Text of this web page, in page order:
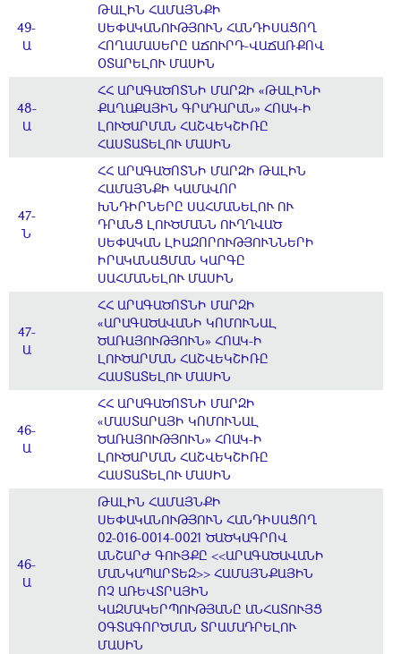
49-
Ա
ԹԱԼԻՆ ՀԱՄԱՅՆՔԻ
ՍԵՓԱԿԱՆՈՒԹՅՈՒՆ ՀԱՆԴԻՍԱՑՈՂ
ՀՈՂԱՄԱՍԵՐԸ ԱՃՈՒՐԴ-ՎԱՃԱՌՔՈՎ
ՕՏԱՐԵԼՈՒ ՄԱՍԻՆ
48-
Ա
ՀՀ ԱՐԱԳԱԾՈՏՆԻ ՄԱՐԶԻ «ԹԱԼԻՆԻ
ՔԱՂԱՔԱՅԻՆ ԳՐԱԴԱՐԱՆ» ՀՈԱԿ-Ի
ԼՈՒԾԱՐՄԱՆ ՀԱՇՎԵԿՇԻՌԸ
ՀԱՍՏԱՏԵԼՈՒ ՄԱՍԻՆ
47-
Ն
ՀՀ ԱՐԱԳԱԾՈՏՆԻ ՄԱՐԶԻ ԹԱԼԻՆ
ՀԱՄԱՅՆՔԻ ԿԱՄԱՎՈՐ
ԽՆԴԻՐՆԵՐԸ ՍԱՀՄԱՆԵԼՈՒ ՈՒ
ԴՐԱՆՑ ԼՈՒԾՄԱՆՆ ՈՒՂՂՎԱԾ
ՍԵՓԱԿԱՆ ԼԻԱԶՈՐՈՒԹՅՈՒՆՆԵՐԻ
ԻՐԱԿԱՆԱՑՄԱՆ ԿԱՐԳԸ
ՍԱՀՄԱՆԵԼՈՒ ՄԱՍԻՆ
47-
Ա
ՀՀ ԱՐԱԳԱԾՈՏՆԻ ՄԱՐԶԻ
«ԱՐԱԳԱԾԱՎԱՆԻ ԿՈՄՈՒՆԱԼ
ԾԱՌԱՅՈՒԹՅՈՒՆ» ՀՈԱԿ-Ի
ԼՈՒԾԱՐՄԱՆ ՀԱՇՎԵԿՇԻՌԸ
ՀԱՍՏԱՏԵԼՈՒ ՄԱՍԻՆ
46-
Ա
ՀՀ ԱՐԱԳԱԾՈՏՆԻ ՄԱՐԶԻ
«ՄԱՍՏԱՐԱՅԻ ԿՈՄՈՒՆԱԼ
ԾԱՌԱՅՈՒԹՅՈՒՆ» ՀՈԱԿ-Ի
ԼՈՒԾԱՐՄԱՆ ՀԱՇՎԵԿՇԻՌԸ
ՀԱՍՏԱՏԵԼՈՒ ՄԱՍԻՆ
46-
Ա
ԹԱԼԻՆ ՀԱՄԱՅՆՔԻ
ՍԵՓԱԿԱՆՈՒԹՅՈՒՆ ՀԱՆԴԻՍԱՑՈՂ
02-016-0014-0021 ԾԱԾԿԱԳՐՈՎ
ԱՆՇԱՐԺ ԳՈՒՅՔԸ <<ԱՐԱԳԱԾԱՎԱՆԻ
ՄԱՆԿԱՊԱՐՏԵԶ>> ՀԱՄԱՅՆՔԱՅԻՆ
ՈՉ ԱՌԵՎՏՐԱՅԻՆ
ԿԱԶՄԱԿԵՐՊՈՒԹՅԱՆԸ ԱՆՀԱՏՈՒՅՑ
ՕԳՏԱԳՈՐԾՄԱՆ ՏՐԱՄԱԴՐԵԼՈՒ
ՄԱՍԻՆ